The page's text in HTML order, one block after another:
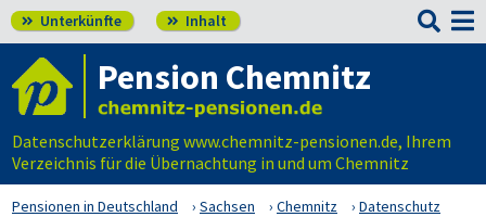
 Unterkünfte  Inhalt 
Pension Chemnitz
Datenschutzerklärung www.chemnitz-pensionen.de, Ihrem
Verzeichnis für die Übernachtung in und um Chemnitz
Pensionen in Deutschland Sachsen Chemnitz Datenschutz